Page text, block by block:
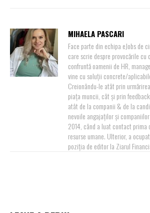
MIHAELA PASCARI
Face parte din echipa eJobs de
care scrie despre provocările cu
confruntă oamenii de HR,
vine cu soluții concrete/
Creionându-le atât prin
piața muncii, cât și prin
atât de la companii & de la
nevoile angajaților și
2014, când a luat contact prima
resurse umane. Ulterior, a
poziția de editor la Ziarul